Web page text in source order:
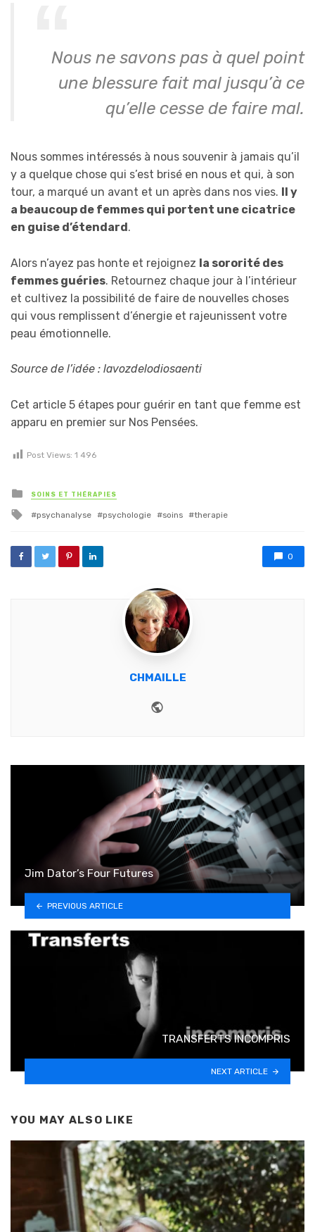
Nous ne savons pas à quel point
une blessure fait mal jusqu’à ce
qu’elle cesse de faire mal.
Nous sommes intéressés à nous souvenir à jamais qu’il
y a quelque chose qui s’est brisé en nous et qui, à son
tour, a marqué un avant et un après dans nos vies. Il y
a beaucoup de femmes qui portent une cicatrice
en guise d’étendard.
Alors n’ayez pas honte et rejoignez la sororité des
femmes guéries. Retournez chaque jour à l’intérieur
et cultivez la possibilité de faire de nouvelles choses
qui vous remplissent d’énergie et rajeunissent votre
peau émotionnelle.
Source de l’idée : lavozdelodiosaenti
Cet article 5 étapes pour guérir en tant que femme est
apparu en premier sur Nos Pensées.
Post Views: 1 496
Posted in
SOINS ET THÉRAPIES
Tagged with
psychanalyse psychologie soins therapie
0
CHMAILLE
Jim Dator’s Four Futures
PREVIOUS ARTICLE
TRANSFERTS INCOMPRIS
NEXT ARTICLE
YOU MAY ALSO LIKE